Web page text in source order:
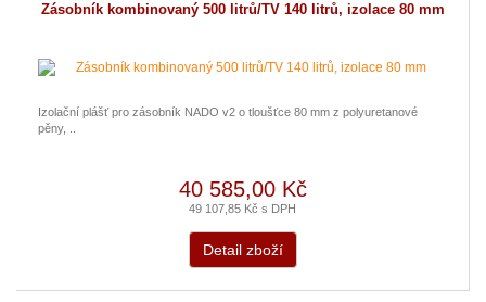
Zásobník kombinovaný 500 litrů/TV 140 litrů, izolace 80 mm
Izolační plášť pro zásobník NADO v2 o tloušťce 80 mm z polyuretanové
pěny, ..
40 585,00 Kč
49 107,85 Kč s DPH
Detail zboží